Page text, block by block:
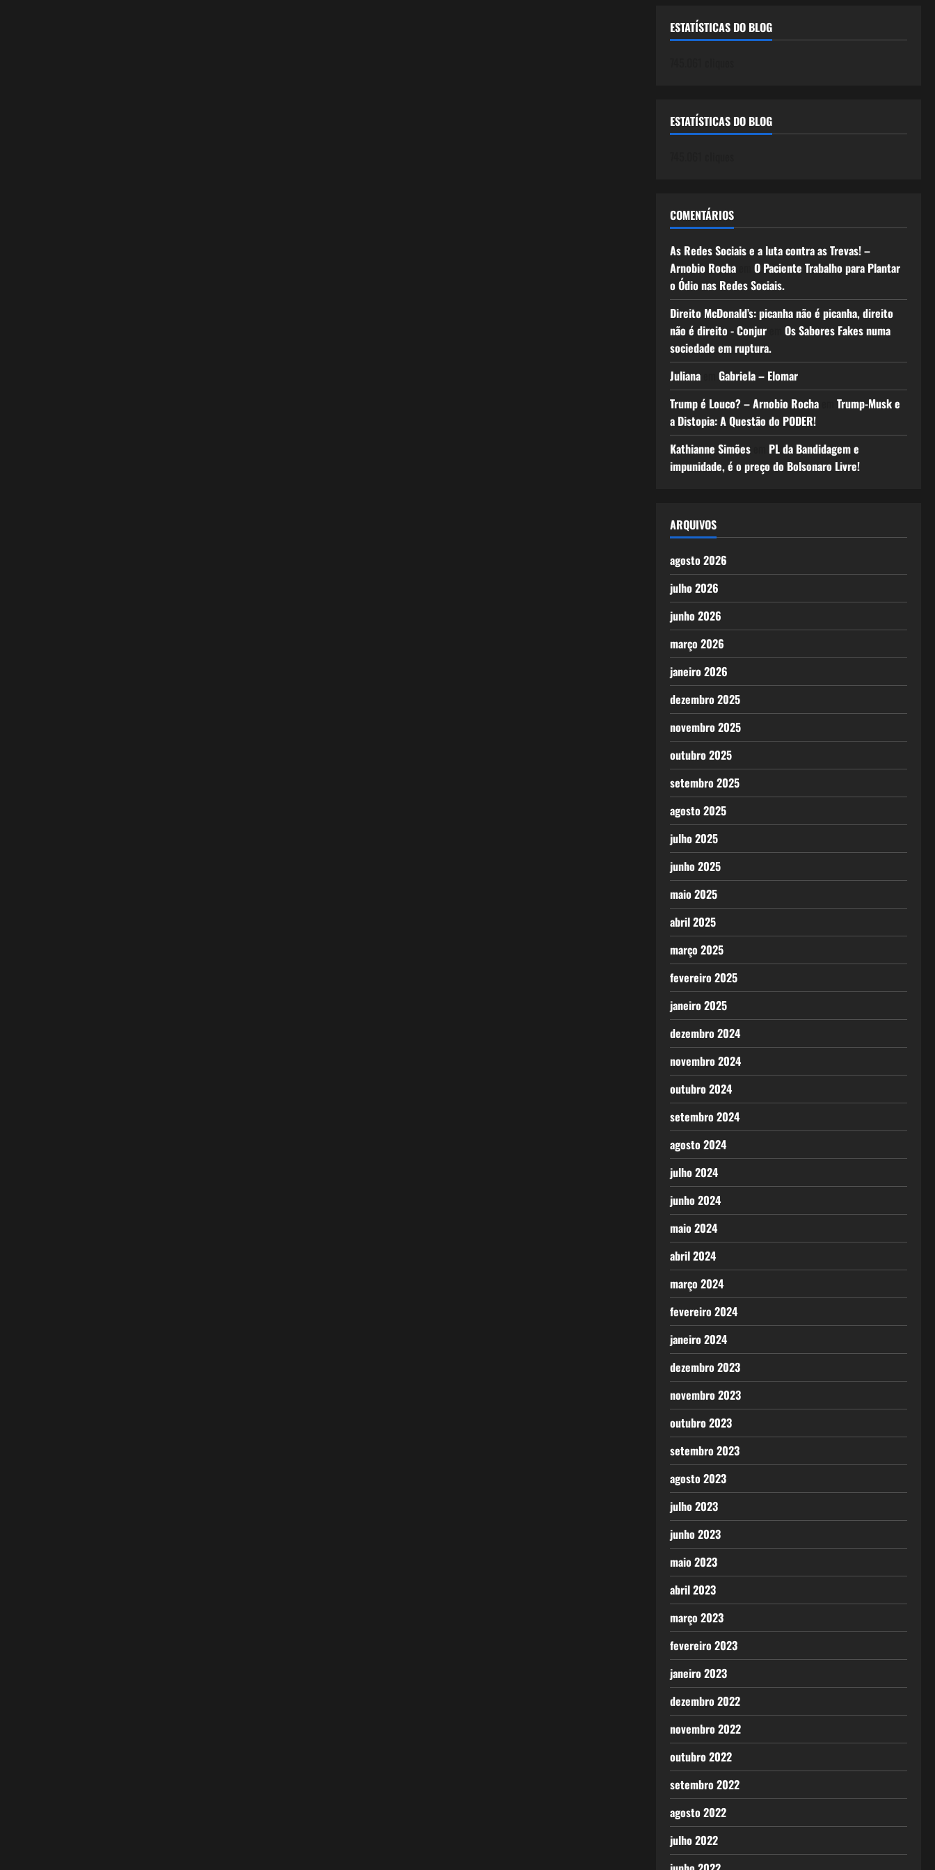
ESTATÍSTICAS DO BLOG
ESTATÍSTICAS DO BLOG
COMENTÁRIOS
As Redes Sociais e a luta contra as Trevas! –
Arnobio Rochaem O Paciente Trabalho para Plantar
o Ódio nas Redes Sociais.
Direito McDonald’s: picanha não é picanha, direito
não é direito - Conjurem Os Sabores Fakes numa
sociedade em ruptura.
Julianaem Gabriela – Elomar
Trump é Louco? – Arnobio Rochaem Trump-Musk e
a Distopia: A Questão do PODER!
Kathianne Simõesem PL da Bandidagem e
impunidade, é o preço do Bolsonaro Livre!
ARQUIVOS
agosto 2026
julho 2026
junho 2026
março 2026
janeiro 2026
dezembro 2025
novembro 2025
outubro 2025
setembro 2025
agosto 2025
julho 2025
junho 2025
maio 2025
abril 2025
março 2025
fevereiro 2025
janeiro 2025
dezembro 2024
novembro 2024
outubro 2024
setembro 2024
agosto 2024
julho 2024
junho 2024
maio 2024
abril 2024
março 2024
fevereiro 2024
janeiro 2024
dezembro 2023
novembro 2023
outubro 2023
setembro 2023
agosto 2023
julho 2023
junho 2023
maio 2023
abril 2023
março 2023
fevereiro 2023
janeiro 2023
dezembro 2022
novembro 2022
outubro 2022
setembro 2022
agosto 2022
julho 2022